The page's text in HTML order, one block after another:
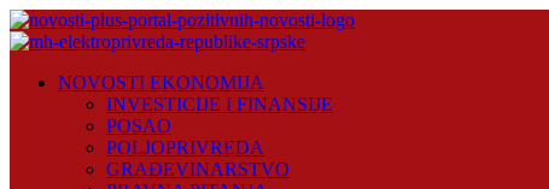
Skip
to
Plus
NOVOSTI EKONOMIJA
INVESTICIJE I FINANSIJE
POSAO
POLJOPRIVREDA
GRAĐEVINARSTVO